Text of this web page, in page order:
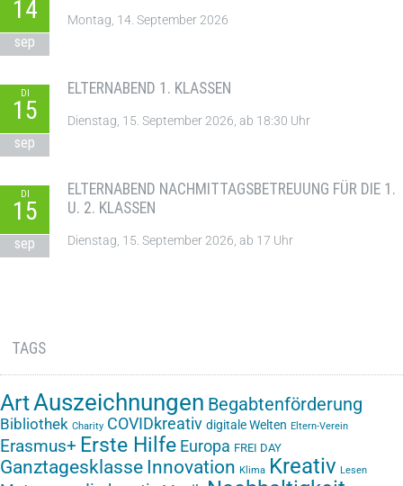
14
sep
Montag, 14. September 2026
DI
15
sep
ELTERNABEND 1. KLASSEN
Dienstag, 15. September 2026, ab 18:30 Uhr
DI
15
sep
ELTERNABEND NACHMITTAGSBETREUUNG FÜR DIE 1.
U. 2. KLASSEN
Dienstag, 15. September 2026, ab 17 Uhr
TAGS
ArtAuszeichnungen Begabtenförderung
Bibliothek Charity COVIDkreativ digitale Welten Eltern-Verein
Erasmus+ Erste Hilfe Europa FREI DAY
Ganztagesklasse Innovation Klima Kreativ Lesen